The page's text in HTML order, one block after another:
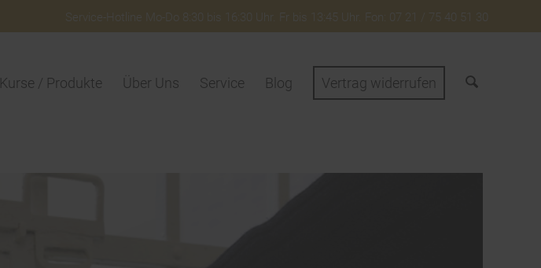
Service-Hotline Mo-Do 8:30 bis 16:30 Uhr. Fr bis 13:45 Uhr. Fon: 07 21 / 75 40 51 30
Kurse / Produkte Über Uns Service Blog Vertrag widerrufen